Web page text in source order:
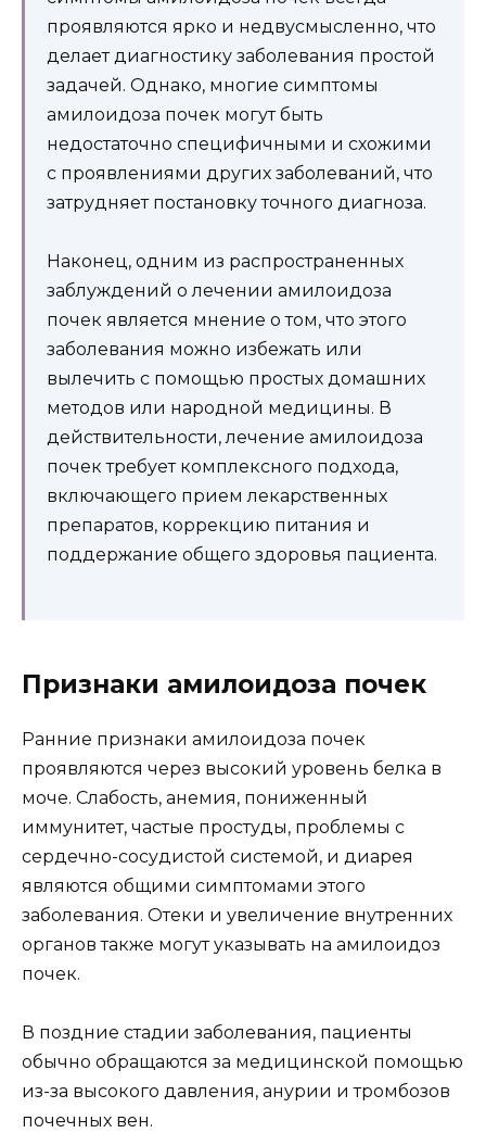
проявляются ярко и недвусмысленно, что
делает диагностику заболевания простой
задачей. Однако, многие симптомы
амилоидоза почек могут быть
недостаточно специфичными и схожими
с проявлениями других заболеваний, что
затрудняет постановку точного диагноза.
Наконец, одним из распространенных
заблуждений о лечении амилоидоза
почек является мнение о том, что этого
заболевания можно избежать или
вылечить с помощью простых домашних
методов или народной медицины. В
действительности, лечение амилоидоза
почек требует комплексного подхода,
включающего прием лекарственных
препаратов, коррекцию питания и
поддержание общего здоровья пациента.
Признаки амилоидоза почек
Ранние признаки амилоидоза почек
проявляются через высокий уровень белка в
моче. Слабость, анемия, пониженный
иммунитет, частые простуды, проблемы с
сердечно-сосудистой системой, и диарея
являются общими симптомами этого
заболевания. Отеки и увеличение внутренних
органов также могут указывать на амилоидоз
почек.
В поздние стадии заболевания, пациенты
обычно обращаются за медицинской помощью
из-за высокого давления, анурии и тромбозов
почечных вен.